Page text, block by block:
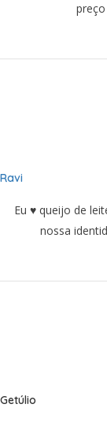
Ravi
Eu ♥ queijo de
nossa
Getúlio